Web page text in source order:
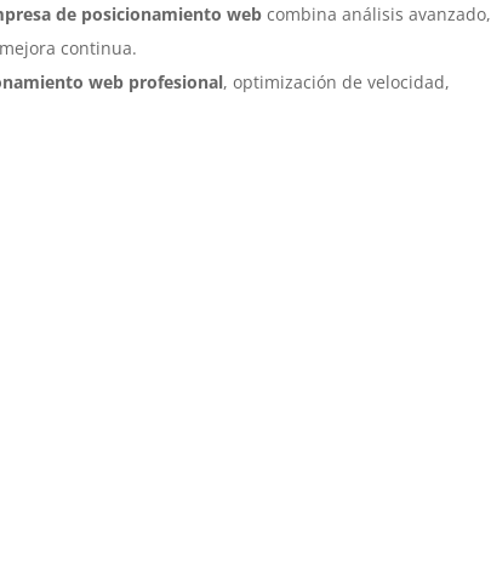
de posicionamiento web combina análisis avanzado,
continua.
web profesional, optimización de velocidad,